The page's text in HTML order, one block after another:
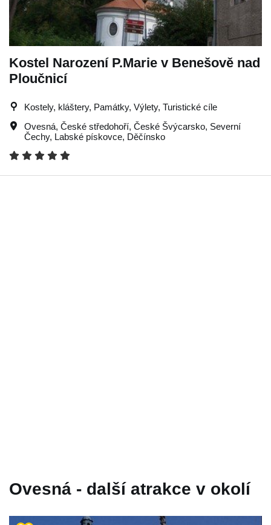
Kostel Narození P.Marie v Benešově nad
Ploučnicí
Kostely, kláštery, Památky, Výlety, Turistické cíle
Ovesná, České středohoří, České Švýcarsko, Severní
Čechy, Labské pískovce, Děčínsko
Ovesná - další atrakce v okolí